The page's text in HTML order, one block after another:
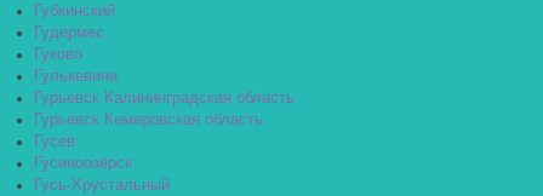
Губкинский
Гудермес
Гуково
Гулькевичи
Гурьевск Калининградская область
Гурьевск Кемеровская область
Гусев
Гусиноозёрск
Гусь-Хрустальный